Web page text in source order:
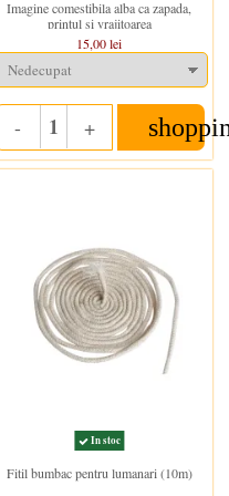
Imagine comestibila alba ca zapada,
printul si vrajitoarea
15,00 lei
- Quantity
+
In stoc
Fitil bumbac pentru lumanari (10m)